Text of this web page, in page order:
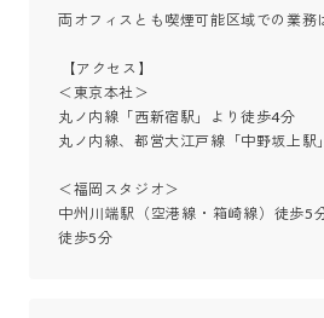
両オフィスとも喫煙可能区域での業務
＜東京本社＞
丸ノ内線「西新宿駅」より徒歩4分
丸ノ内線、都営大江戸線「中野坂上駅
＜福岡スタジオ＞
中州川端駅（空港線・箱崎線）徒歩5
徒歩5分